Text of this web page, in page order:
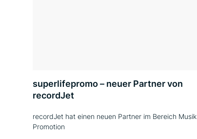
superlifepromo – neuer Partner von
recordJet
recordJet hat einen neuen Partner im Bereich Musik
Promotion